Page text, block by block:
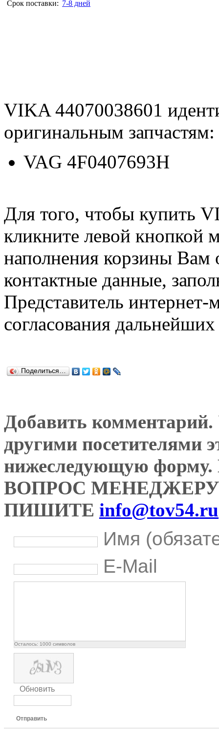
Срок поставки: 7-8 дней
VIKA 44070038601
оригинальным запчастям:
VAG 4F0407693H
Для того, чтобы купить
кликните левой
наполнения корзины Вам
контактные данные,
Представитель
согласования
Поделиться…
Добавить комментарий.
другими посетителями
нижеследующую
ВОПРОС
ПИШИТЕ info@tov54.ru
Имя
E-Mail
Осталось: 1000 символов
Обновить
Отправить